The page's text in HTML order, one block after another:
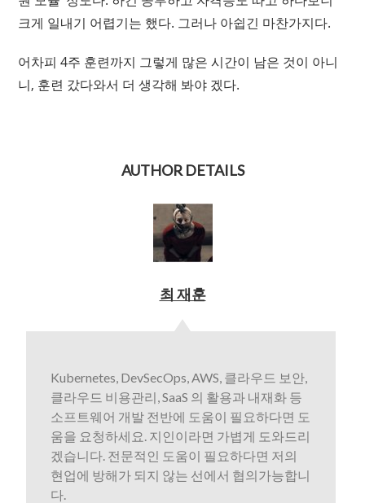
크게 일내기 어렵기는 했다. 그러나 아쉽긴 마찬가지다.
어차피 4주 훈련까지 그렇게 많은 시간이 남은 것이 아니
니, 훈련 갔다와서 더 생각해 봐야 겠다.
AUTHOR DETAILS
최 재훈
Kubernetes, DevSecOps, AWS, 클라우드 보안,
클라우드 비용관리, SaaS 의 활용과 내재화 등
소프트웨어 개발 전반에 도움이 필요하다면 도
움을 요청하세요. 지인이라면 가볍게 도와드리
겠습니다. 전문적인 도움이 필요하다면 저의
현업에 방해가 되지 않는 선에서 협의가능합니
다.